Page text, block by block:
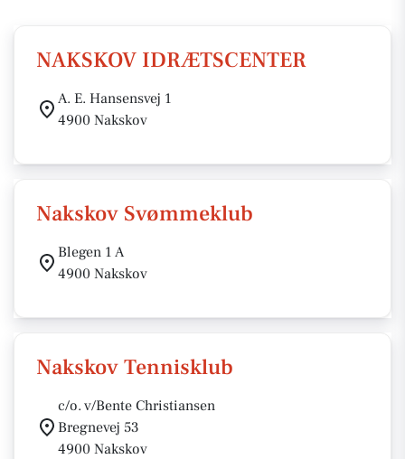
NAKSKOV IDRÆTSCENTER
A. E. Hansensvej 1
4900 Nakskov
Nakskov Svømmeklub
Blegen 1 A
4900 Nakskov
Nakskov Tennisklub
c/o. v/Bente Christiansen
Bregnevej 53
4900 Nakskov